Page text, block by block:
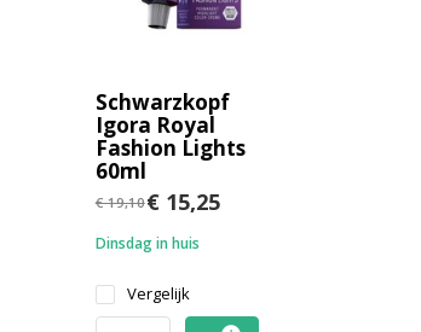
Schwarzkopf
Igora Royal
Fashion Lights
60ml
€ 19,10€ 15,25
Dinsdag in huis
Vergelijk